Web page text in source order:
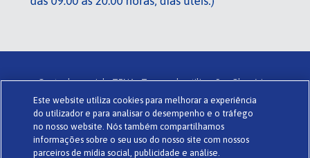
Centrada em si de TENA . Termos de utilização . Glossário .
Powered by www.codigomedia.com© Essity Portugal Lda
Sobre o Centrada em si . Política de privacidade . Cookies .
Este website utiliza cookies para melhorar a experiência
do utilizador e para analisar o desempenho e o tráfego
no nosso website. Nós também compartilhamos
informações sobre o seu uso do nosso site com nossos
parceiros de mídia social, publicidade e análise.